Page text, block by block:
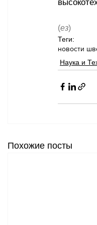
(ез)
Теги:
новости
Наука и
Похожие посты